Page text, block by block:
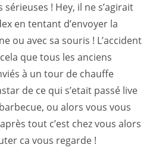
! Hey, il ne s’agirait
en tentant d’envoyer la
ou avec sa souris ! L’accident
que tous les anciens
à un tour de chauffe
de ce qui s’etait passé live
ou alors vous vous
tout c’est chez vous alors
ca vous regarde !